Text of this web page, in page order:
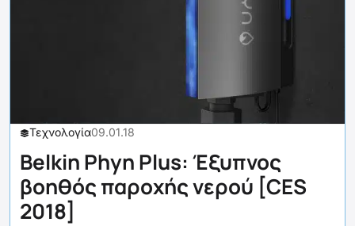
Τεχνολογία09.01.18
Belkin Phyn Plus: Έξυπνος
βοηθός παροχής νερού [CES
2018]